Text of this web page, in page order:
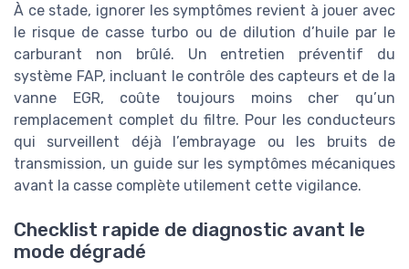
À ce stade, ignorer les symptômes revient à jouer avec
le risque de casse turbo ou de dilution d’huile par le
carburant non brûlé. Un entretien préventif du
système FAP, incluant le contrôle des capteurs et de la
vanne EGR, coûte toujours moins cher qu’un
remplacement complet du filtre. Pour les conducteurs
qui surveillent déjà l’embrayage ou les bruits de
transmission, un guide sur les symptômes mécaniques
avant la casse complète utilement cette vigilance.
Checklist rapide de diagnostic avant le
mode dégradé